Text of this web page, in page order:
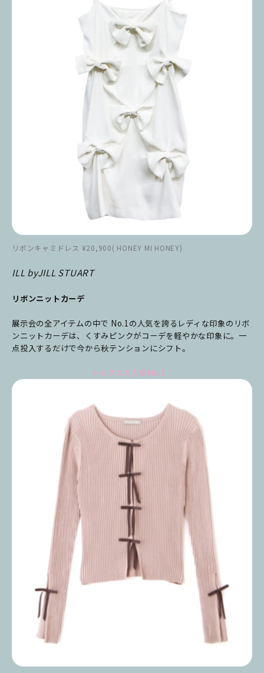
リボンキャミドレス ¥20,900( HONEY MI HONEY)
ILL byJILL STUART
リボンニットカーデ
展示会の全アイテムの中で No.1の人気を誇るレディな印象のリボ
ンニットカーデは、くすみピンクがコーデを軽やかな印象に。一
点投入するだけで今から秋テンションにシフト。
トップスで人気No.1！